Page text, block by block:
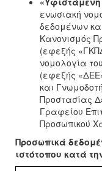
ενωσιακή
δεδομένων
Κανονισμός
(εφεξής
νομολογία
(εφεξής
και
Προστασίας
Γραφείου
Προσωπικού
Προσωπικά
ιστότοπου κατά